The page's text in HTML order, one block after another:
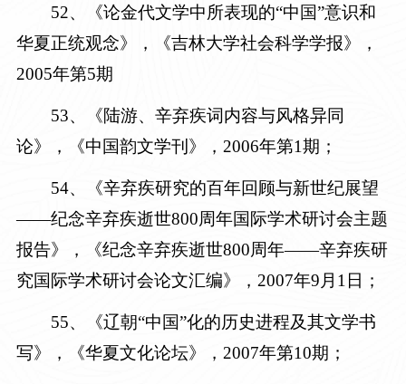
52、《论金代文学中所表现的“中国”意识和
华夏正统观念》，《吉林大学社会科学学报》，
2005年第5期
53、《陆游、辛弃疾词内容与风格异同
论》，《中国韵文学刊》， 2006年第1期 ；
54、《辛弃疾研究的百年回顾与新世纪展望
——纪念辛弃疾逝世800周年国际学术研讨会主题
报告》
，《纪念辛弃疾逝世800周年——辛弃疾研
究国际学术研讨会论文汇编》，2007年9月1日 ；
55、《辽朝“中国”化的历史进程及其文学书
写》，《华夏文化论坛》， 2007年第10期 ；